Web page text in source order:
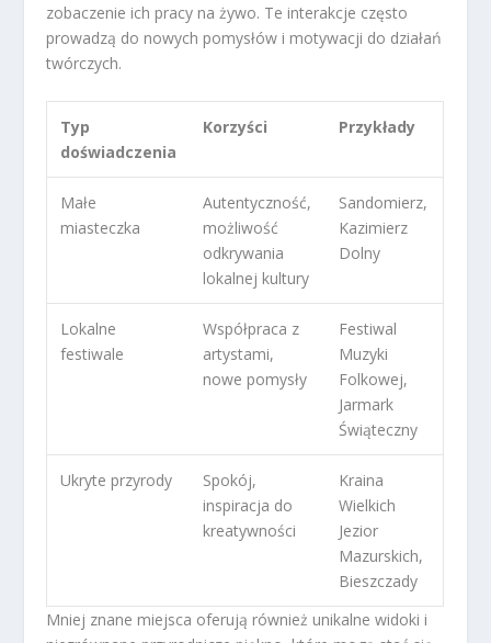
zobaczenie ich pracy na żywo. Te interakcje często
prowadzą do nowych pomysłów i motywacji do działań
twórczych.
Typ
doświadczenia
Korzyści Przykłady
Małe
miasteczka
Autentyczność,
możliwość
odkrywania
lokalnej kultury
Sandomierz,
Kazimierz
Dolny
Lokalne
festiwale
Współpraca z
artystami,
nowe pomysły
Festiwal
Muzyki
Folkowej,
Jarmark
Świąteczny
Ukryte przyrody
Spokój,
inspiracja do
kreatywności
Kraina
Wielkich
Jezior
Mazurskich,
Bieszczady
Mniej znane miejsca oferują również unikalne widoki i